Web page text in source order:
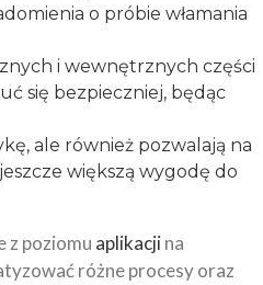
o próbie włamania
i wewnętrznych części
się bezpieczniej, będąc
ale również pozwalają na
większą wygodę do
z poziomu aplikacjina
różne procesy oraz